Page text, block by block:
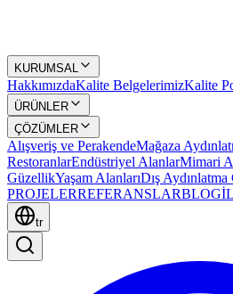
KURUMSAL
HakkımızdaKalite BelgelerimizKalite
ÜRÜNLER
ÇÖZÜMLER
Alışveriş ve PerakendeMağaza
RestoranlarEndüstriyel AlanlarMimari
GüzellikYaşam AlanlarıDış
PROJELERREFERANSLARBLOG
tr